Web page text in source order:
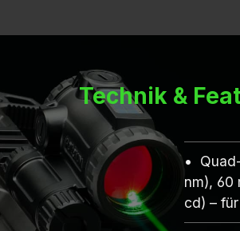
Technik &
nm), 60
cd) –